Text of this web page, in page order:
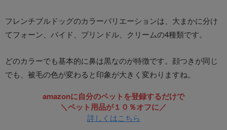
フレンチブルドッグのカラーバリエーションは、大まかに分け
てフォーン、パイド、プリンドル、クリームの4種類です。
どのカラーでも基本的に鼻は黒なのが特徴です。顔つきが同じ
でも、被毛の色が変わると印象が大きく変わりますね。
amazonに自分のペットを登録するだけで
＼ペット用品が１０％オフに／
詳しくはこちら